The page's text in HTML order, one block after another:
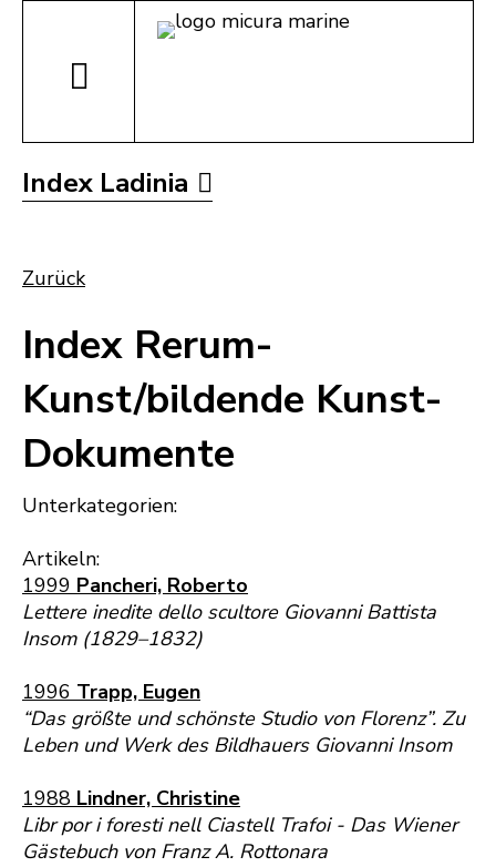
Index Ladinia
Zurück
Index Rerum-
Kunst/bildende Kunst-
Dokumente
Unterkategorien:
Artikeln:
1999 Pancheri, Roberto
Lettere inedite dello scultore Giovanni Battista
Insom (1829–1832)
1996 Trapp, Eugen
“Das größte und schönste Studio von Florenz”. Zu
Leben und Werk des Bildhauers Giovanni Insom
1988 Lindner, Christine
Libr por i foresti nell Ciastell Trafoi - Das Wiener
Gästebuch von Franz A. Rottonara